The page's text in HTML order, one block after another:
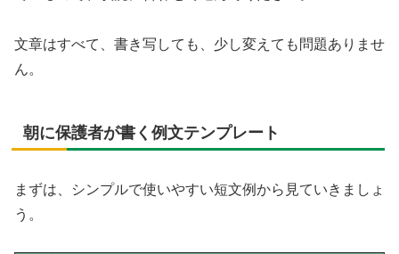
文章はすべて、書き写しても、少し変えても問題ありませ
ん。
朝に保護者が書く例文テンプレート
まずは、シンプルで使いやすい短文例から見ていきましょ
う。